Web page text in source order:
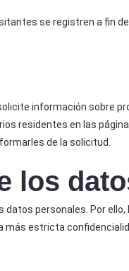
se registren a fin
información sobre
residentes en las
de la solicitud.
los
personales. Por
más estricta